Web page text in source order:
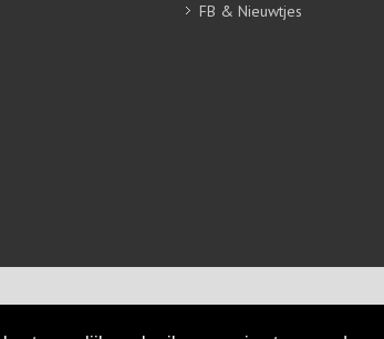
FB & Nieuwtjes